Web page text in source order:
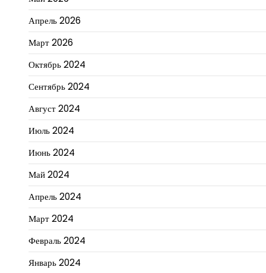
Апрель 2026
Март 2026
Октябрь 2024
Сентябрь 2024
Август 2024
Июль 2024
Июнь 2024
Май 2024
Апрель 2024
Март 2024
Февраль 2024
Январь 2024